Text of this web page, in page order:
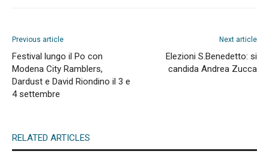
Previous article
Festival lungo il Po con
Modena City Ramblers,
Dardust e David Riondino il 3 e
4 settembre
Next article
Elezioni S.Benedetto: si
candida Andrea Zucca
RELATED ARTICLES